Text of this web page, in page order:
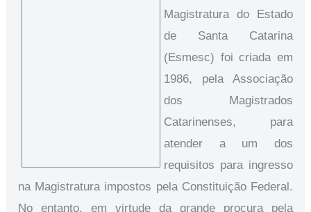
Magistratura do Estado
de Santa Catarina
(Esmesc) foi criada em
1986, pela Associação
dos Magistrados
Catarinenses, para
atender a um dos
requisitos para ingresso
na Magistratura impostos pela Constituição Federal.
No entanto, em virtude da grande procura pela